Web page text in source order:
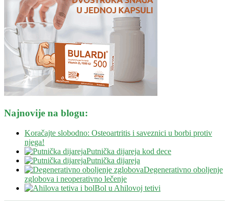
Najnovije na blogu:
Koračajte slobodno: Osteoartritis i saveznici u borbi protiv
njega!
Putnička dijareja kod dece
Putnička dijareja
Degenerativno oboljenje
zglobova i neoperativno lečenje
Bol u Ahilovoj tetivi